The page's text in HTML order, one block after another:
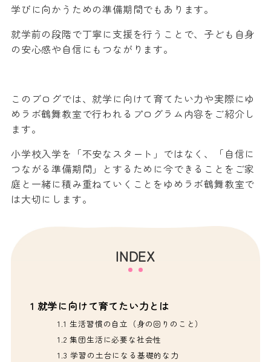
学びに向かうための準備期間でもあります。
就学前の段階で丁寧に支援を行うことで、子ども自身
の安心感や自信にもつながります。
このブログでは、就学に向けて育てたい力や実際にゆ
めラボ鶴舞教室で行われるプログラム内容をご紹介し
ます。
小学校入学を「不安なスタート」ではなく、「自信に
つながる準備期間」とするために今できることをご家
庭と一緒に積み重ねていくことをゆめラボ鶴舞教室で
は大切にします。
INDEX
1 就学に向けて育てたい力とは
1.1 生活習慣の自立（身の回りのこと）
1.2 集団生活に必要な社会性
1.3 学習の土台になる基礎的な力